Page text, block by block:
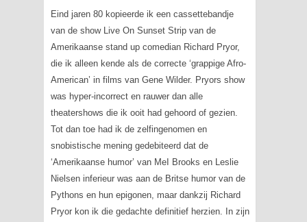
Eind jaren 80 kopieerde ik een cassettebandje
van de show Live On Sunset Stripvan de
Amerikaanse stand up comedianRichard Pryor,
die ik alleen kende als de correcte ‘grappige Afro-
American’ in films van Gene Wilder. Pryors show
was hyper-incorrect en rauwer dan alle
theatershows die ik ooit had gehoord of gezien.
Tot dan toe had ik de zelfingenomen en
snobistische mening gedebiteerd dat de
‘Amerikaanse humor’ van MeI Brooks en Leslie
Nielsen inferieur was aan de Britse humor van de
Pythons en hun epigonen, maar dankzij Richard
Pryor kon ik die gedachte definitief herzien. In zijn